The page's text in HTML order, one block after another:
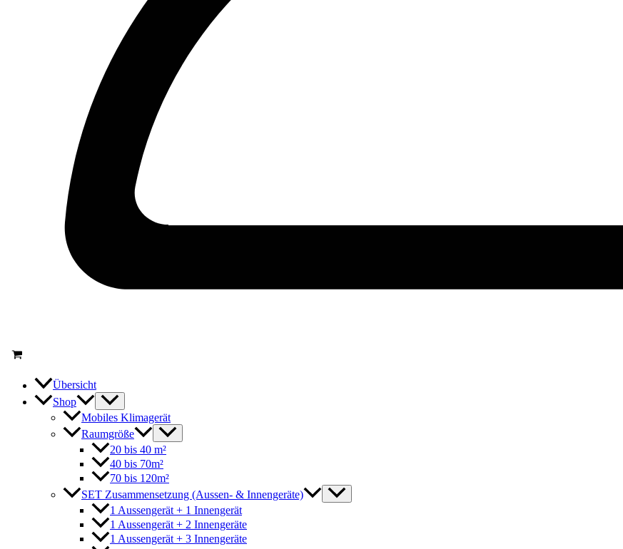
Übersicht
Shop
Mobiles Klimagerät
Raumgröße
20 bis 40 m²
40 bis 70m²
70 bis 120m²
SET Zusammensetzung (Aussen- & Innengeräte)
1 Aussengerät + 1 Innengerät
1 Aussengerät + 2 Innengeräte
1 Aussengerät + 3 Innengeräte